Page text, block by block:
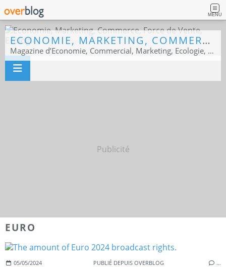
MENU
ECONOMIE, MARKETING, COMMERCE, FORCE DE VENTE, ECOLOGIE
Magazine d’Economie, Commercial, Marketing, Ecologie, Sport business
Publicité
EURO
05/05/2024 PUBLIÉ DEPUIS OVERBLOG …